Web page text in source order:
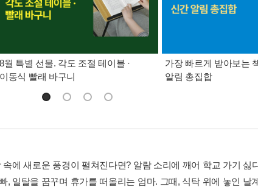
8월 특별 선물. 각도 조절 테이블 ·
이동식 빨래 바구니
가장 빠르게 받아보는
알림 총집합
에 새로운 풍경이 펼쳐진다면? 알람 소리에 깨어 학교 가기 싫
, 일탈을 꿈꾸며 휴가를 떠올리는 엄마. 그때, 식탁 위에 놓인 날